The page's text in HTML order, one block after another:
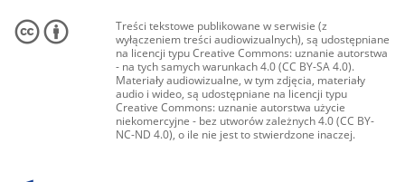
Treści tekstowe publikowane w serwisie (z
wyłączeniem treści audiowizualnych), są udostępniane
na licencji typu Creative Commons: uznanie autorstwa
- na tych samych warunkach 4.0 (CC BY-SA 4.0).
Materiały audiowizualne, w tym zdjęcia, materiały
audio i wideo, są udostępniane na licencji typu
Creative Commons: uznanie autorstwa użycie
niekomercyjne - bez utworów zależnych 4.0 (CC BY-
NC-ND 4.0), o ile nie jest to stwierdzone inaczej.